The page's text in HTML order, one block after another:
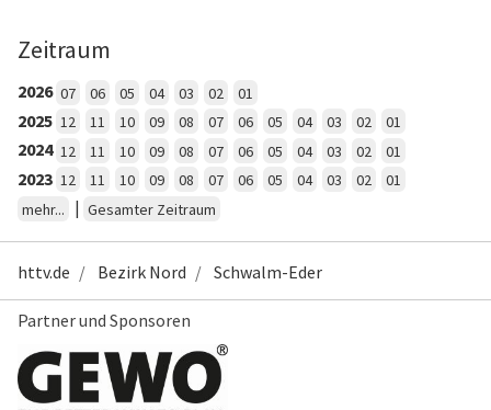
Zeitraum
2026 07 06 05 04 03 02 01
2025 12 11 10 09 08 07 06 05 04 03 02 01
2024 12 11 10 09 08 07 06 05 04 03 02 01
2023 12 11 10 09 08 07 06 05 04 03 02
01
mehr...
| Gesamter Zeitraum
httv.de Bezirk Nord Schwalm-Eder
Partner und Sponsoren